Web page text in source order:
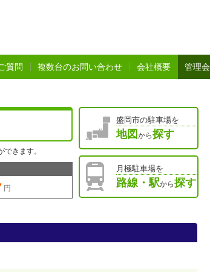
質問 複数台のお問い合わせ 会社概要 管理
きます。
円
盛岡市の駐車場を
地図 から探す
月極駐車場を
路線・駅から探す